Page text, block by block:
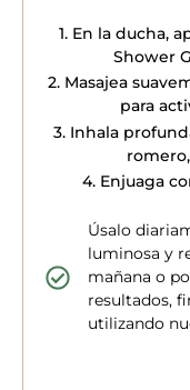
1️. En la ducha,
Shower
2️. Masajea
para
3️. Inhala
4. Enjuaga
Úsalo
luminosa y
mañana o
resultados,
utilizando